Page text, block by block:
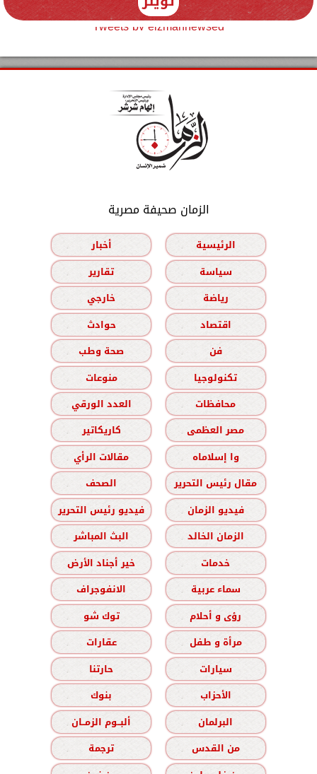
Tweets by elzmannewseg
الزمان صحيفة مصرية
الرئيسية
أخبار
سياسة
تقارير
رياضة
خارجي
اقتصاد
حوادث
فن
صحة وطب
تكنولوجيا
منوعات
محافظات
العدد الورقي
مصر العظمى
كاريكاتير
وا إسلاماه
مقالات الرأي
مقال رئيس التحرير
الصحف
فيديو الزمان
فيديو رئيس التحرير
الزمان الخالد
البث المباشر
خدمات
خير أجناد الأرض
سماء عربية
الانفوجراف
رؤى و أحلام
توك شو
مرأة و طفل
عقارات
سيارات
حارتنا
الأحزاب
بنوك
البرلمان
ألبــوم الزمــان
من القدس
ترجمة